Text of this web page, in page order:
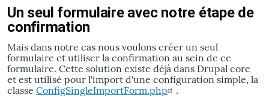
Un seul formulaire avec notre étape de
confirmation
Mais dans notre cas nous voulons créer un seul
formulaire et utiliser la confirmation au sein de ce
formulaire. Cette solution existe déjà dans Drupal core
et est utilisé pour l'import d'une configuration simple, la
classe ConfigSingleImportForm.php
.